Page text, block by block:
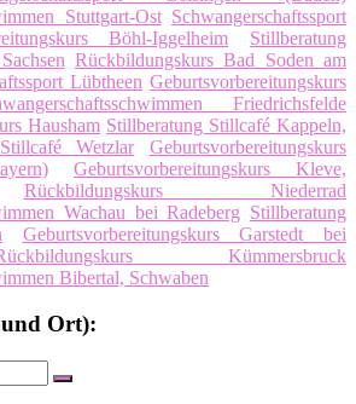
Stuttgart-Ost Schwangerschaftssport
Böhl-Iggelheim
Stillberatung
Rückbildungskurs Bad Soden am
Lübtheen Geburtsvorbereitungskurs
Friedrichsfelde
Hausham Stillberatung Stillcafé Kappeln,
Wetzlar
Geburtsvorbereitungskurs
Geburtsvorbereitungskurs Kleve,
Rückbildungskurs Niederrad
Wachau bei Radeberg Stillberatung
Geburtsvorbereitungskurs Garstedt bei
Kümmersbruck
Bibertal, Schwaben
und Ort):
Suchen